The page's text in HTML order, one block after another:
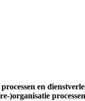
en
)organisatie